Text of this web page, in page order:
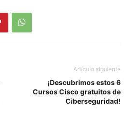
Artículo siguiente
¡Descubrimos estos 6
Cursos Cisco gratuitos de
Ciberseguridad!